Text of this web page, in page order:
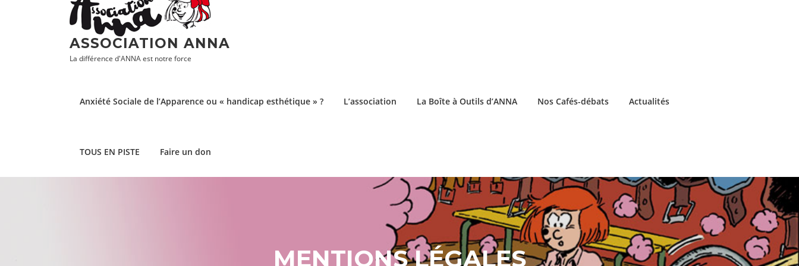
ASSOCIATION ANNA
La différence d'ANNA est notre force
Anxiété Sociale de l’Apparence ou « handicap esthétique » ? L’association La Boîte à Outils d’ANNA Nos Cafés-débats Actualités
TOUS EN PISTE Faire un don
MENTIONS LÉGALES